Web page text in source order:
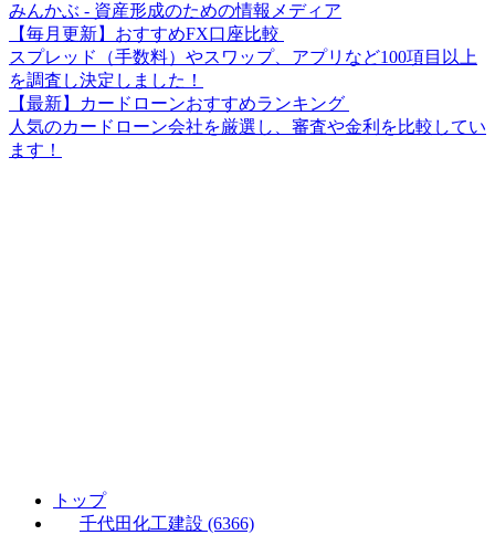
みんかぶ - 資産形成のための情報メディア
【毎月更新】おすすめFX口座比較
スプレッド（手数料）やスワップ、アプリなど100項目以上
を調査し決定しました！
【最新】カードローンおすすめランキング
人気のカードローン会社を厳選し、審査や金利を比較してい
ます！
トップ
千代田化工建設 (6366)